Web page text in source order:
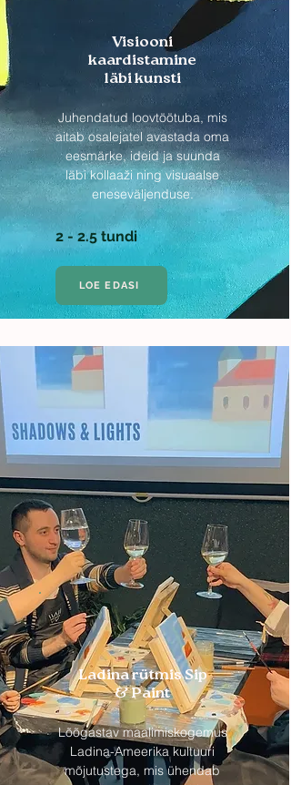
Visiooni
kaardistamine
läbi kunsti
Juhendatud loovtöötuba, mis
aitab osalejatel avastada oma
eesmärke, ideid ja suunda
läbi kollaaži ning visuaalse
eneseväljenduse.
2 - 2.5 tundi
LOE EDASI
Ladina rütmis Sip
& Paint
Lõõgastav maalimiskogemus
Ladina-Ameerika kultuuri
mõjutustega, mis ühendab